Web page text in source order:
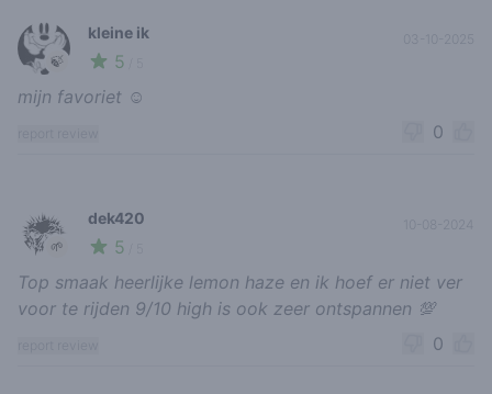
🍃
kleine ik
5
03-10-2025
mijn favoriet ☺️
0
🌱
dek420
5
Top smaak heerlijke lemon haze en ik hoef er niet ver
voor te rijden 9/10 high is ook zeer ontspannen 💯
0